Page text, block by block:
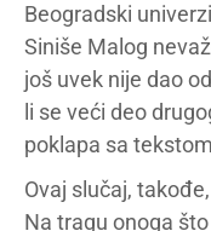
Beogradski
Siniše Malog
još uvek nije dao
li se veći deo
poklapa sa
Ovaj slučaj,
Na tragu onoga